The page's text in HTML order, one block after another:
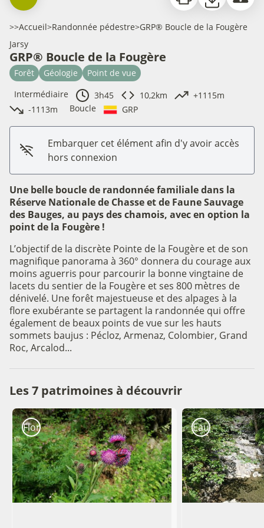
>>Accueil>Randonnée pédestre>GRP® Boucle de la Fougère
Jarsy
GRP® Boucle de la Fougère
Forêt Géologie
Point de vue
Intermédiaire
3h45 10,2km
+1115m
-1113m
Boucle GRP
Embarquer cet élément afin d'y avoir accès
hors connexion
Une belle boucle de randonnée familiale dans la
Réserve Nationale de Chasse et de Faune Sauvage
des Bauges, au pays des chamois, avec en option la
point de la Fougère !
L’objectif de la discrète Pointe de la Fougère et de son
magnifique panorama à 360° donnera du courage aux
moins aguerris pour parcourir la bonne vingtaine de
lacets du sentier de la Fougère et ses 800 mètres de
dénivelé. Une forêt majestueuse et des alpages à la
flore exubérante se partagent la randonnée qui offre
également de beaux points de vue sur les hauts
sommets baujus : Pécloz, Armenaz, Colombier, Grand
Roc, Arcalod...
Les 7 patrimoines à découvrir
Flore Eau et rivière